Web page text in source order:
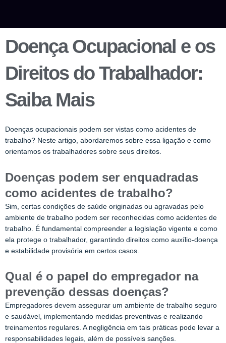
Doença Ocupacional e os
Direitos do Trabalhador:
Saiba Mais
Doenças ocupacionais podem ser vistas como acidentes de
trabalho? Neste artigo, abordaremos sobre essa ligação e como
orientamos os trabalhadores sobre seus direitos.
Doenças podem ser enquadradas
como acidentes de trabalho?
Sim, certas condições de saúde originadas ou agravadas pelo
ambiente de trabalho podem ser reconhecidas como acidentes de
trabalho. É fundamental compreender a legislação vigente e como
ela protege o trabalhador, garantindo direitos como auxílio-doença
e estabilidade provisória em certos casos.
Qual é o papel do empregador na
prevenção dessas doenças?
Empregadores devem assegurar um ambiente de trabalho seguro
e saudável, implementando medidas preventivas e realizando
treinamentos regulares. A negligência em tais práticas pode levar a
responsabilidades legais, além de possíveis sanções.